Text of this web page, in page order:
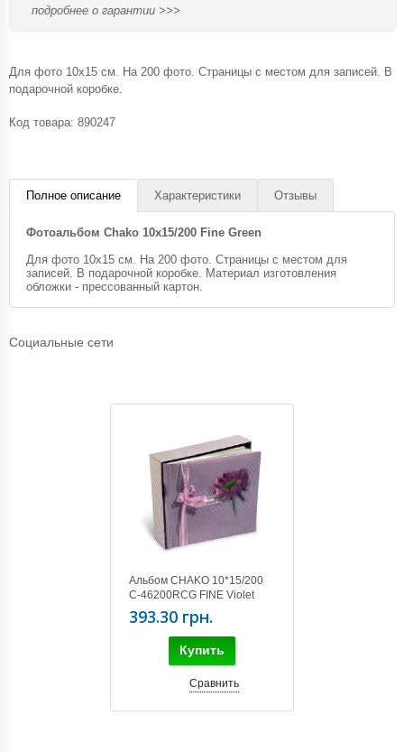
подробнее о гарантии >>>
Для фото 10х15 см. На 200 фото. Страницы с местом для записей. В
подарочной коробке.
Код товара: 890247
Полное описание Характеристики Отзывы
Фотоальбом Chako 10x15/200 Fine Green
Для фото 10х15 см. На 200 фото. Страницы с местом для
записей. В подарочной коробке. Материал изготовления
обложки - прессованный картон.
Социальные сети
Альбом CHAKO 10*15/200
C-46200RCG FINE Violet
393.30 грн.
Купить
Сравнить